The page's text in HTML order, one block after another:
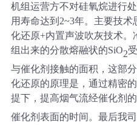
机组运营方不对硅氧烷进行
用寿命达到2~3年。主要技
化还原+内置声波吹灰技术
组出来的分散熔融状的SiO2
与催化剂接触的面积，这部
化还原的原理是，通过精密
提下，提高烟气流经催化剂
催化剂表面的时间。最后我